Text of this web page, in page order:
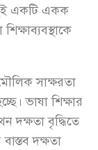
একটি একক
সাক্ষরতা
ভাষা শিক্ষার
দক্ষতা বৃদ্ধিতে
দক্ষতা